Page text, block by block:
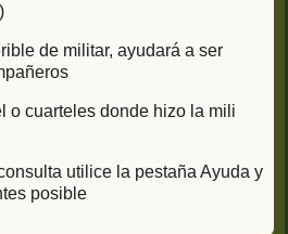
de militar, ayudará a ser
o cuarteles donde hizo la mili
utilice la pestaña Ayuda y
posible